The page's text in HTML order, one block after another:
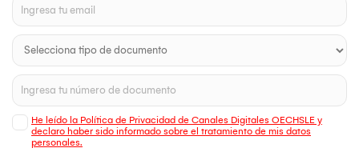
He leído la Política de Privacidad de Canales Digitales OECHSLE y
declaro haber sido informado sobre el tratamiento de mis datos
personales.